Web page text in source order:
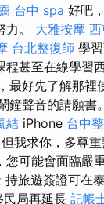
台中 spa 好吧
。 大雅按摩
台北整復師 學
甚至在線學習
最好先了解那裡
鐘聲音的請願書
結 iPhone 台中
我求你，多尊重
可能會面臨嚴
持旅遊簽證可在
民局再延長 記帳